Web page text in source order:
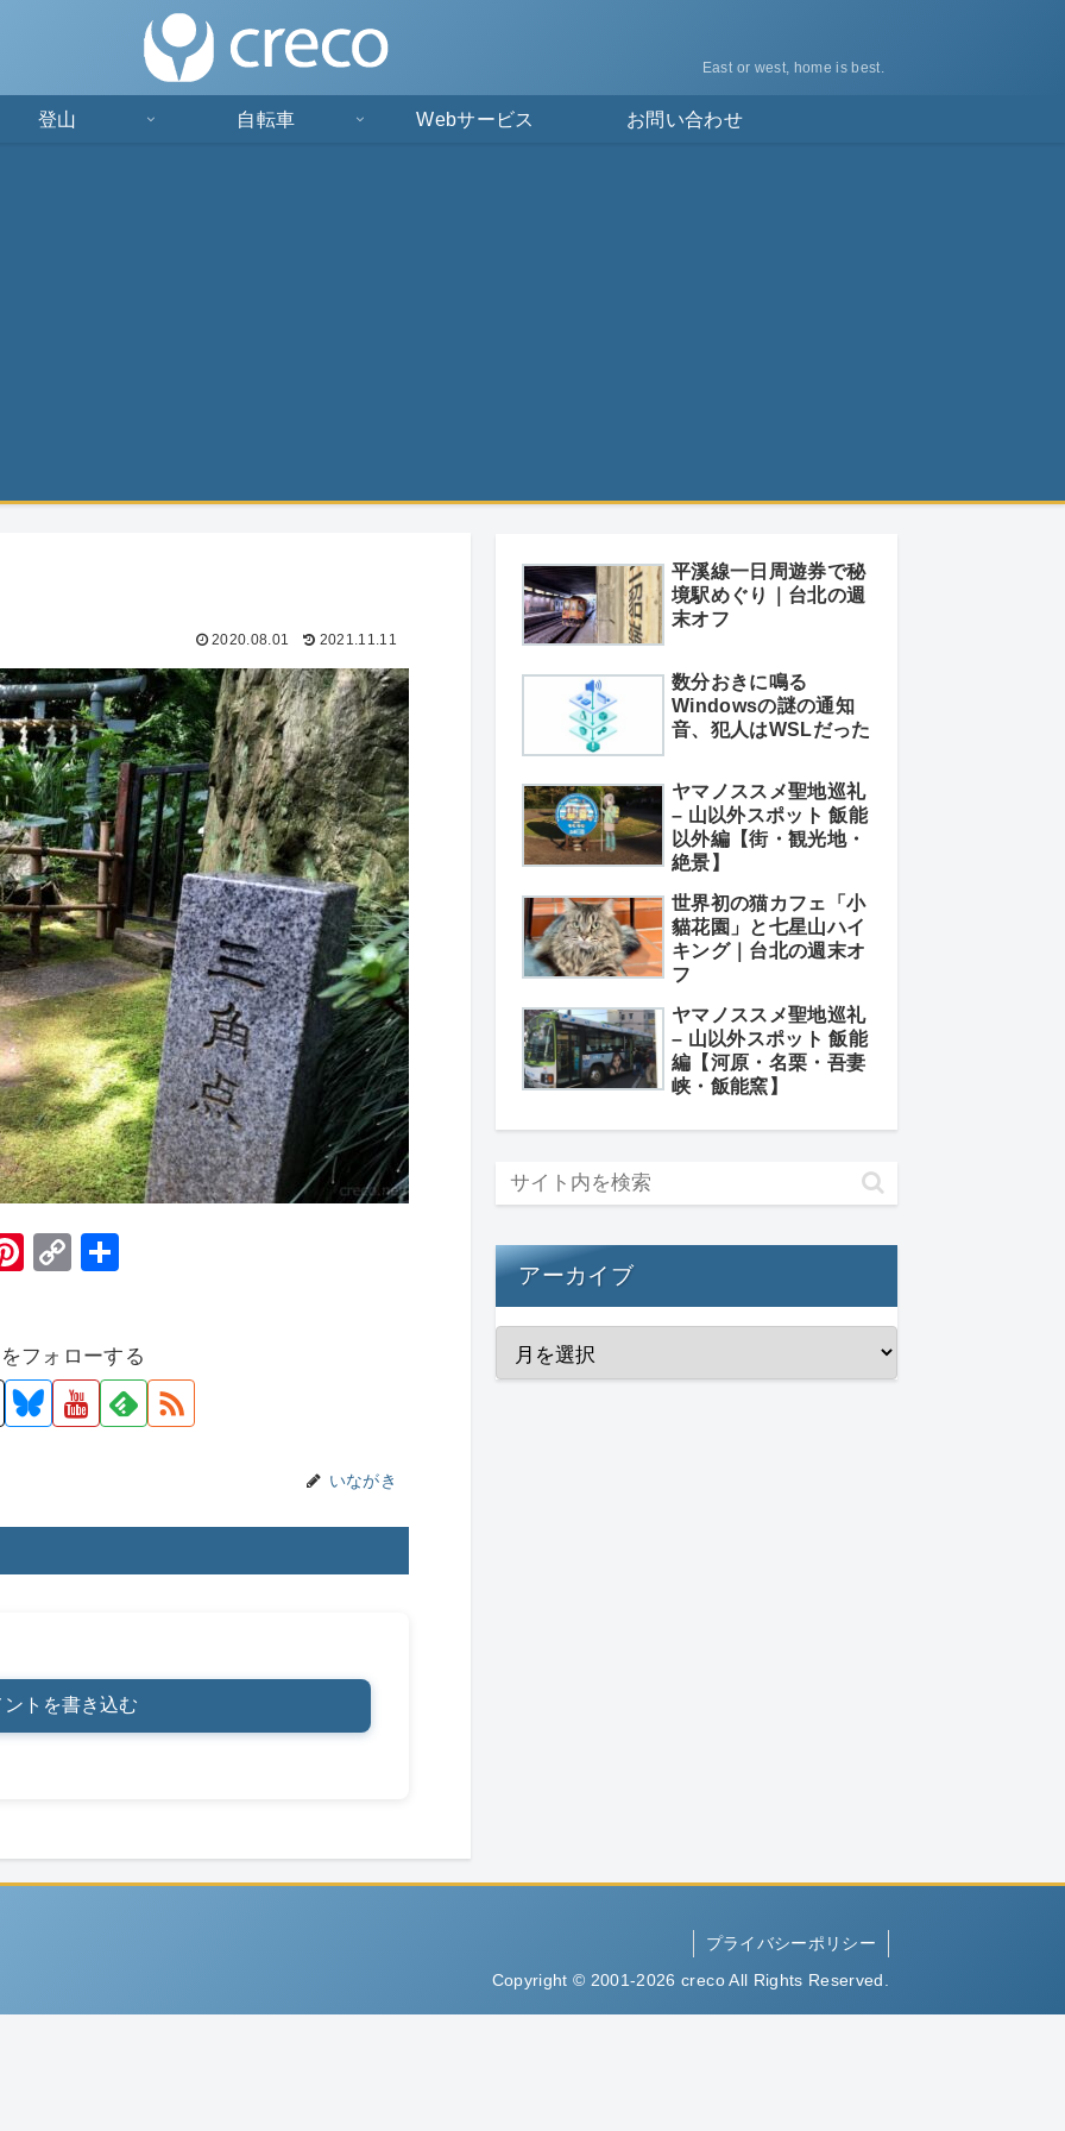
East or west, home is best.
登山 自転車 Webサービス お問い合わせ
2020.08.01 2021.11.11
Pi
e
st
C
y
Li
フォローする
いながき
ントを書き込む
平溪線一日周遊券で秘
境駅めぐり｜台北の週
末オフ
数分おきに鳴る
Windowsの謎の通知
音、犯人はWSLだった
ヤマノススメ聖地巡礼
– 山以外スポット 飯能
以外編【街・観光地・
絶景】
世界初の猫カフェ「小
貓花園」と七星山ハイ
キング｜台北の週末オ
フ
ヤマノススメ聖地巡礼
– 山以外スポット 飯能
編【河原・名栗・吾妻
峡・飯能窯】
アーカイブ
プライバシーポリシー
Copyright © 2001-2026 creco All Rights Reserved.